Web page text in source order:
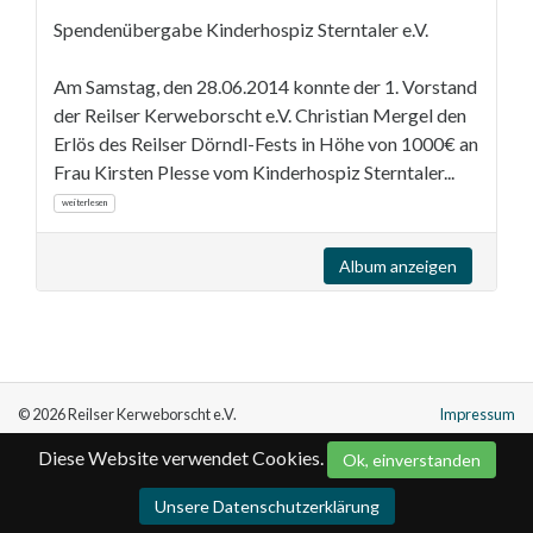
Spendenübergabe Kinderhospiz Sterntaler e.V.
Am Samstag, den 28.06.2014 konnte der 1. Vorstand
der Reilser Kerweborscht e.V. Christian Mergel den
Erlös des Reilser Dörndl-Fests in Höhe von 1000€ an
Frau Kirsten Plesse vom Kinderhospiz Sterntaler...
weiterlesen
Album anzeigen
© 2026 Reilser Kerweborscht e.V. Impressum
Diese Website verwendet Cookies. Ok, einverstanden
Unsere Datenschutzerklärung